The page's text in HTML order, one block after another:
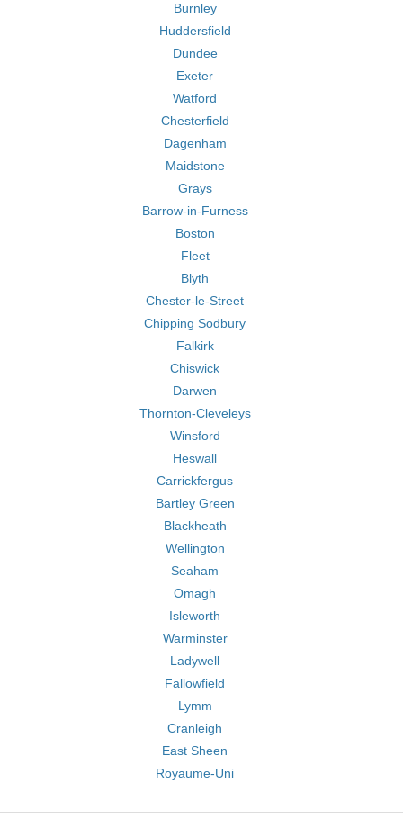
Burnley
Huddersfield
Dundee
Exeter
Watford
Chesterfield
Dagenham
Maidstone
Grays
Barrow-in-Furness
Boston
Fleet
Blyth
Chester-le-Street
Chipping Sodbury
Falkirk
Chiswick
Darwen
Thornton-Cleveleys
Winsford
Heswall
Carrickfergus
Bartley Green
Blackheath
Wellington
Seaham
Omagh
Isleworth
Warminster
Ladywell
Fallowfield
Lymm
Cranleigh
East Sheen
Royaume-Uni